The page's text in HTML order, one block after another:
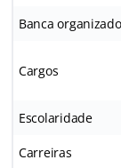
Banca
Cargos
Escolaridade
Carreiras